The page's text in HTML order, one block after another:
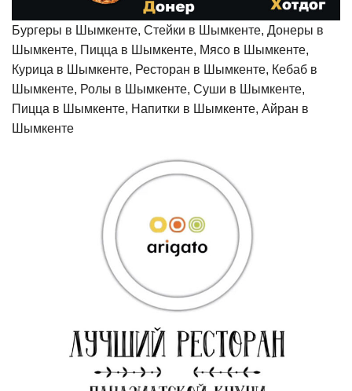
Бургеры в Шымкенте, Стейки в Шымкенте, Донеры в
Шымкенте, Пицца в Шымкенте, Мясо в Шымкенте,
Курица в Шымкенте, Ресторан в Шымкенте, Кебаб в
Шымкенте, Ролы в Шымкенте, Суши в Шымкенте,
Пицца в Шымкенте, Напитки в Шымкенте, Айран в
Шымкенте